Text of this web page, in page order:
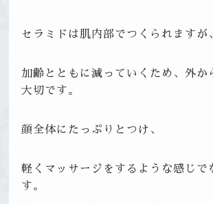
セラミドは肌内部でつくられますが
加齢とともに減っていくため、外か
大切です。
顔全体にたっぷりとつけ、
軽くマッサージをするような感じで
す。